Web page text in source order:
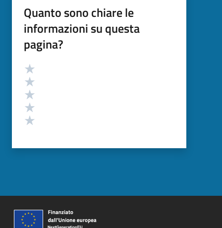
Quanto sono chiare le
informazioni su questa
pagina?
Valutazione